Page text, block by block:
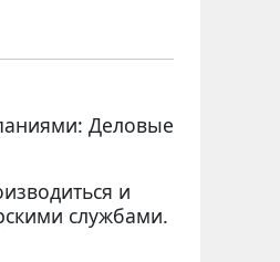
Деловые
и
службами.